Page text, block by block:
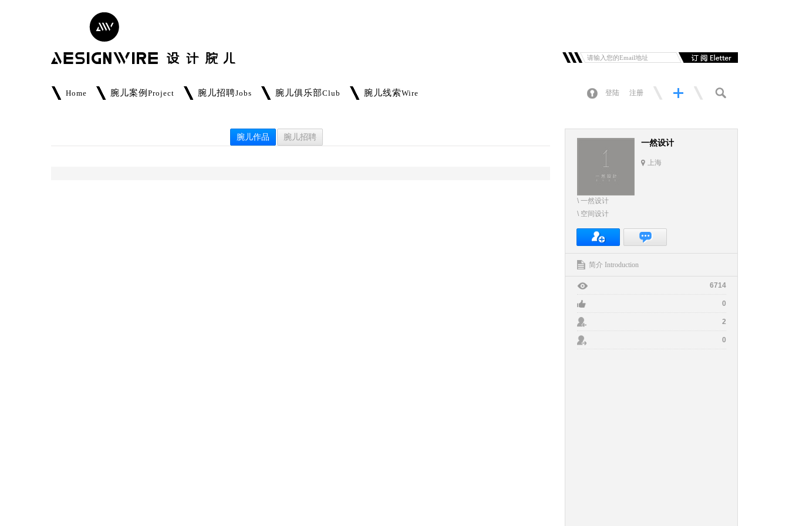
Home 腕儿案例 Project 腕儿招聘Jobs 腕儿俱乐部Club 腕儿线索Wire 登陆 注册
腕儿作品 腕儿招聘
一然设计
上海
\ 一然设计
\ 空间设计
简介 Introduction
6714
0
2
0